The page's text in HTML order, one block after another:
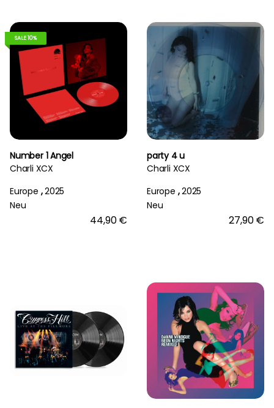
SALE 10%
Number 1 Angel
Charli XCX
Europe ,2025
Neu
44,90 €
party 4 u
Charli XCX
Europe ,2025
Neu
27,90 €